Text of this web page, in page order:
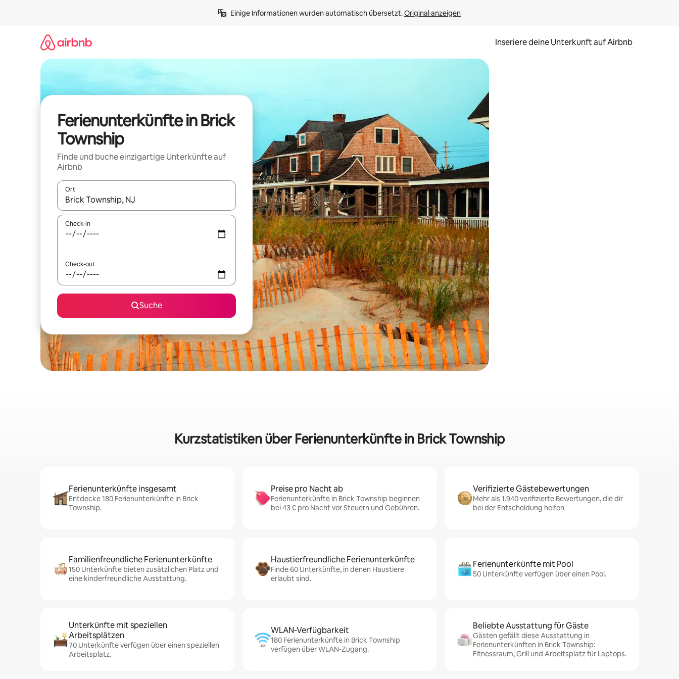
Einige Informationen wurden automatisch übersetzt. Original anzeigen
Inseriere deine Unterkunft auf Airbnb
Ferienunterkünfte in Brick
Township
Finde und buche einzigartige Unterkünfte auf
Airbnb
Ort
Wenn Ergebnisse verfügbar sind, navigiere mit den Pfeiltasten nach oben und unten oder erkunde die Ergebnisse durch Berühren oder Wischgesten.
Check-in
Check-out
Suche
Kurzstatistiken über Ferienunterkünfte in Brick Township
Ferienunterkünfte insgesamt
Entdecke 180 Ferienunterkünfte in Brick
Township.
Preise pro Nacht ab
Ferienunterkünfte in Brick Township beginnen
bei 43 € pro Nacht vor Steuern und Gebühren.
Verifizierte Gästebewertungen
Mehr als 1.940 verifizierte Bewertungen, die dir
bei der Entscheidung helfen
Familienfreundliche Ferienunterkünfte
150 Unterkünfte bieten zusätzlichen Platz und
eine kinderfreundliche Ausstattung.
Haustierfreundliche Ferienunterkünfte
Finde 60 Unterkünfte, in denen Haustiere
erlaubt sind.
Ferienunterkünfte mit Pool
50 Unterkünfte verfügen über einen Pool.
Unterkünfte mit speziellen
Arbeitsplätzen
70 Unterkünfte verfügen über einen speziellen
Arbeitsplatz.
WLAN-Verfügbarkeit
180 Ferienunterkünfte in Brick Township
verfügen über WLAN-Zugang.
Beliebte Ausstattung für Gäste
Gästen gefällt diese Ausstattung in
Ferienunterkünften in Brick Township:
Fitnessraum, Grill und Arbeitsplatz für Laptops.